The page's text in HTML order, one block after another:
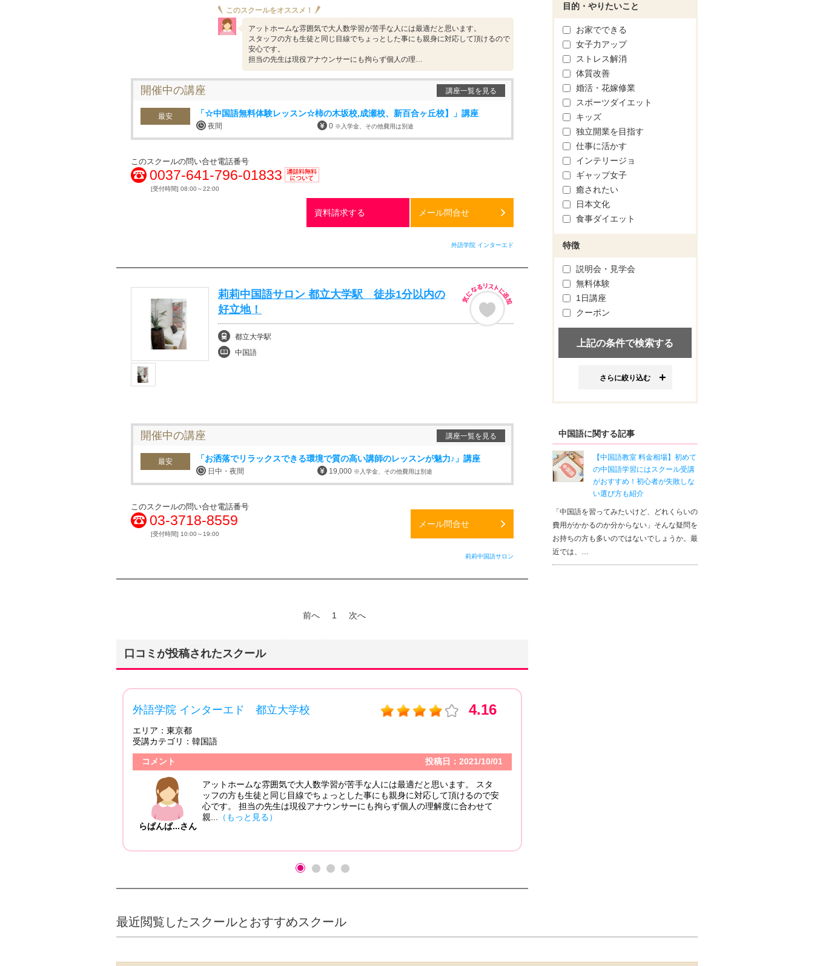
このスクールをオススメ！
アットホームな雰囲気で大人数学習が苦手な人には最適だと思います。
スタッフの方も生徒と同じ目線でちょっとした事にも親身に対応して頂けるので
安心です。
担当の先生は現役アナウンサーにも拘らず個人の理…
開催中の講座 講座一覧を見る
最安 「☆中国語無料体験レッスン☆柿の木坂校,成瀬校、新百合ヶ丘校】」講座
夜間 0 ※入学金、その他費用は別途
このスクールの問い合せ電話番号
0037-641-796-01833
無料
[受付時間] 08:00～22:00
資料請求する メール問合せ
外語学院 インターエド
莉莉中国語サロン 都立大学駅 徒歩1分以内の
好立地！
都立大学駅
中国語
開催中の講座 講座一覧を見る
最安 「お洒落でリラックスできる環境で質の高い講師のレッスンが魅力♪」講座
日中・夜間 19,000 ※入学金、その他費用は別途
このスクールの問い合せ電話番号
03-3718-8559
[受付時間] 10:00～19:00
メール問合せ
莉莉中国語サロン
前へ 1 次へ
口コミが投稿されたスクール
外語学院 インターエド 都立大学校 4.16
エリア：東京都
受講カテゴリ：韓国語
コメント 投稿日：2021/10/01
らぱんぱ...さん
アットホームな雰囲気で大人数学習が苦手な人には最適だと思います。 スタ
ッフの方も生徒と同じ目線でちょっとした事にも親身に対応して頂けるので安
心です。 担当の先生は現役アナウンサーにも拘らず個人の理解度に合わせて
親...
（もっと見る）
目的・やりたいこと
お家でできる
女子力アップ
ストレス解消
体質改善
婚活・花嫁修業
スポーツダイエット
キッズ
独立開業を目指す
仕事に活かす
インテリージョ
ギャップ女子
癒されたい
日本文化
食事ダイエット
特徴
説明会・見学会
無料体験
1日講座
クーポン
さらに絞り込む
中国語に関する記事
【中国語教室 料金相場】初めて
の中国語学習にはスクール受講
がおすすめ！初心者が失敗しな
い選び方も紹介
「中国語を習ってみたいけど、どれくらいの
費用がかかるのか分からない」そんな疑問を
お持ちの方も多いのではないでしょうか。最
近では、…
最近閲覧したスクールとおすすめスクール